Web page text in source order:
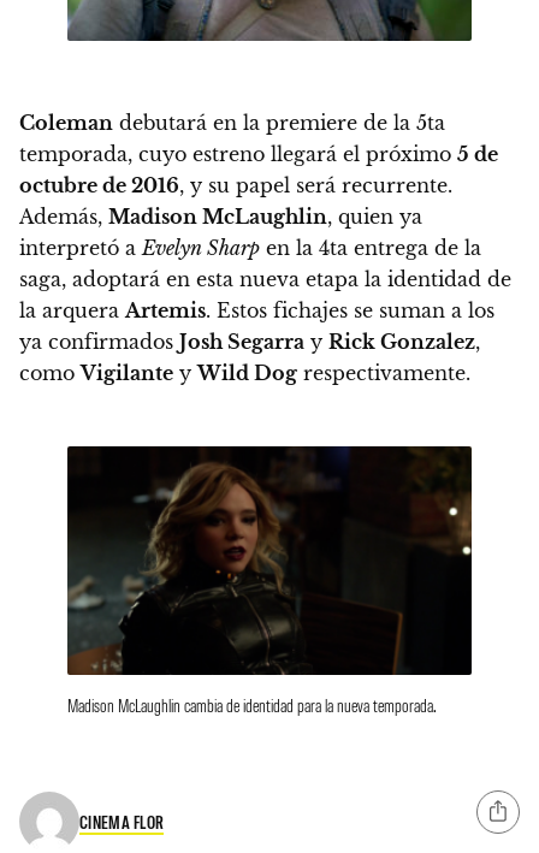
Coleman debutará en la premiere de la 5ta
temporada, cuyo estreno llegará el próximo 5 de
octubre de 2016, y su papel será recurrente.
Además, Madison McLaughlin, quien ya
interpretó a Evelyn Sharp en la 4ta entrega de la
saga, adoptará en esta nueva etapa la identidad de
la arquera Artemis. Estos fichajes se suman a los
ya confirmados Josh Segarra y Rick Gonzalez,
comoVigilante yWild Dog respectivamente.
Madison McLaughlin cambia de identidad para la nueva temporada.
CINEMA FLOR